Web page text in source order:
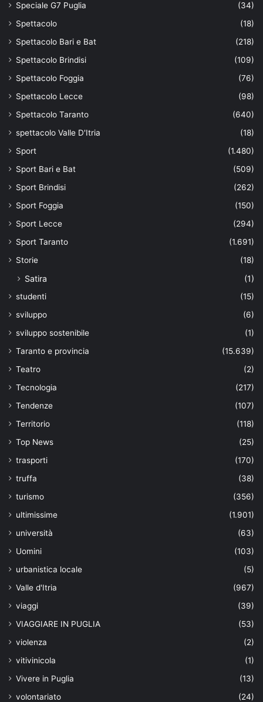
Speciale G7 Puglia
(34)
Spettacolo
(18)
Spettacolo Bari e Bat
(218)
Spettacolo Brindisi
(109)
Spettacolo Foggia
(76)
Spettacolo Lecce
(98)
Spettacolo Taranto
(640)
spettacolo Valle D'Itria
(18)
Sport
(1.480)
Sport Bari e Bat
(509)
Sport Brindisi
(262)
Sport Foggia
(150)
Sport Lecce
(294)
Sport Taranto
(1.691)
Storie
(18)
Satira (1)
studenti
(15)
sviluppo
(6)
sviluppo sostenibile
(1)
Taranto e provincia
(15.639)
Teatro
(2)
Tecnologia
(217)
Tendenze
(107)
Territorio
(118)
Top News
(25)
trasporti
(170)
truffa
(38)
turismo
(356)
ultimissime
(1.901)
università
(63)
Uomini
(103)
urbanistica locale
(5)
Valle d'Itria
(967)
viaggi
(39)
VIAGGIARE IN PUGLIA
(53)
violenza
(2)
vitivinicola
(1)
Vivere in Puglia
(13)
volontariato
(24)